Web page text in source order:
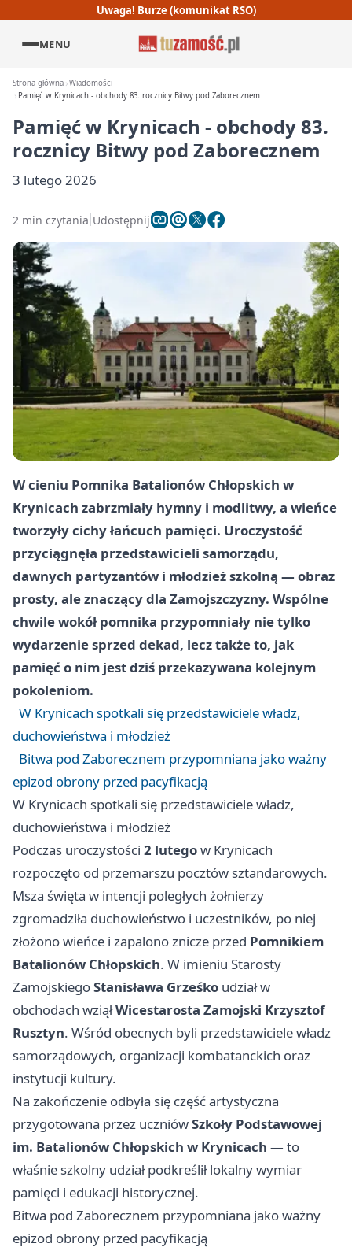
Uwaga! Burze (komunikat RSO)
MENU
Strona główna Wiadomości
Pamięć w Krynicach - obchody 83. rocznicy Bitwy pod Zaborecznem
Pamięć w Krynicach - obchody 83.
rocznicy Bitwy pod Zaborecznem
3 lutego 2026
2 min czytania Udostępnij
W cieniu Pomnika Batalionów Chłopskich w
Krynicach zabrzmiały hymny i modlitwy, a wieńce
tworzyły cichy łańcuch pamięci. Uroczystość
przyciągnęła przedstawicieli samorządu,
dawnych partyzantów i młodzież szkolną — obraz
prosty, ale znaczący dla Zamojszczyzny. Wspólne
chwile wokół pomnika przypomniały nie tylko
wydarzenie sprzed dekad, lecz także to, jak
pamięć o nim jest dziś przekazywana kolejnym
pokoleniom.
W Krynicach spotkali się przedstawiciele władz,
duchowieństwa i młodzież
Bitwa pod Zaborecznem przypomniana jako ważny
epizod obrony przed pacyfikacją
W Krynicach spotkali się przedstawiciele władz,
duchowieństwa i młodzież
Podczas uroczystości 2 lutegow Krynicach
rozpoczęto od przemarszu pocztów sztandarowych.
Msza święta w intencji poległych żołnierzy
zgromadziła duchowieństwo i uczestników, po niej
złożono wieńce i zapalono znicze przed Pomnikiem
Batalionów Chłopskich. W imieniu Starosty
ZamojskiegoStanisława Grześko udział w
obchodach wziąłWicestarosta Zamojski Krzysztof
Rusztyn. Wśród obecnych byli przedstawiciele władz
samorządowych, organizacji kombatanckich oraz
instytucji kultury.
Na zakończenie odbyła się część artystyczna
przygotowana przez uczniówSzkoły Podstawowej
im. Batalionów Chłopskich w Krynicach — to
właśnie szkolny udział podkreślił lokalny wymiar
pamięci i edukacji historycznej.
Bitwa pod Zaborecznem przypomniana jako ważny
epizod obrony przed pacyfikacją